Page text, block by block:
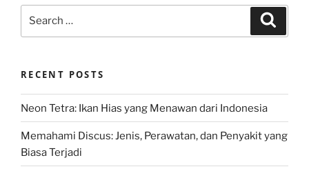
RECENT POSTS
Neon Tetra: Ikan Hias yang Menawan dari Indonesia
Memahami Discus: Jenis, Perawatan, dan Penyakit yang
Biasa Terjadi